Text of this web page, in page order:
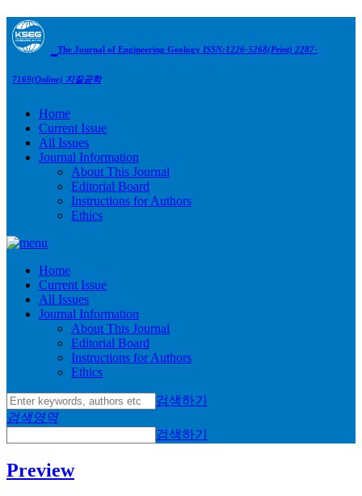
The Journal of Engineering Geology ISSN:1226-5268(Print) 2287-
7169(Online) 지질공학
Home
Current Issue
All Issues
Journal Information
About This Journal
Editorial Board
Instructions for Authors
Ethics
Home
Current Issue
All Issues
Journal Information
About This Journal
Editorial Board
Instructions for Authors
Ethics
검색하기
검색영역
검색하기
Preview